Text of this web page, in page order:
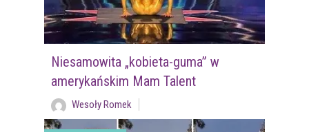
Niesamowita „kobieta-guma” w
amerykańskim Mam Talent
Wesoły Romek